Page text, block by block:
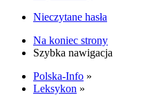
Nieczytane hasła
Na koniec strony
Szybka nawigacja
Polska-Info »
Leksykon »